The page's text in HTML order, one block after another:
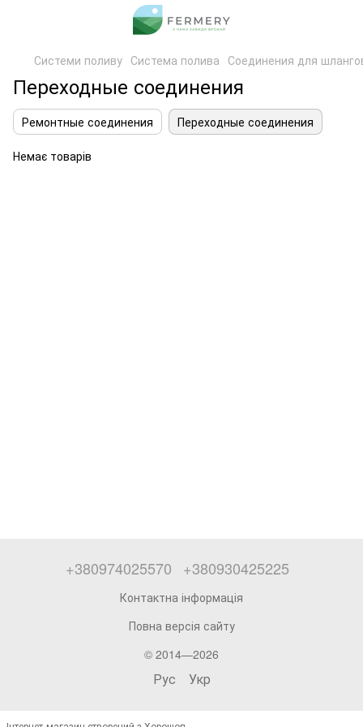
Системи поливу Система полива Соединения для
Переходные соединения
Ремонтные соединения Переходные соединения
Немає товарів
+380974025570 +380930425225
Контактна інформація
Повна версія сайту
© 2014—2026
Рус Укр